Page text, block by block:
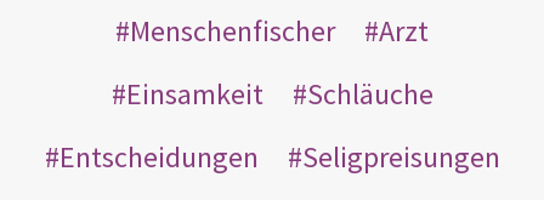
Menschenfischer
Arzt
Einsamkeit
Schläuche
Entscheidungen
Seligpreisungen